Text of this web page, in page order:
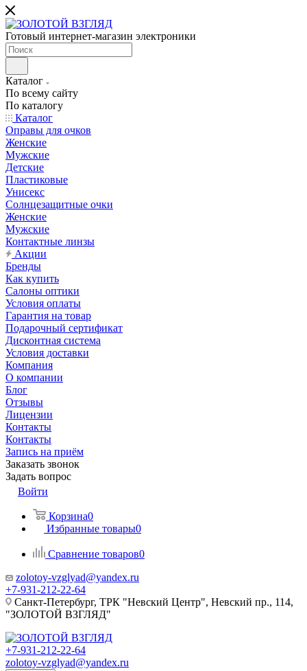
Готовый интернет-магазин электроники
Каталог
По всему сайту
По каталогу
Каталог
Оправы для очков
Женские
Мужские
Детские
Пластиковые
Унисекс
Солнцезащитные очки
Женские
Мужские
Контактные линзы
Акции
Бренды
Как купить
Салоны оптики
Условия оплаты
Гарантия на товар
Подарочный сертификат
Дисконтная система
Условия доставки
Компания
О компании
Блог
Отзывы
Лицензии
Контакты
Контакты
Запись на приём
Заказать звонок
Задать вопрос
Войти
Корзина0
Избранные товары0
Сравнение товаров0
zolotoy-vzglyad@yandex.ru
+7-931-212-22-64
Санкт-Петербург, ТРК "Невский Центр", Невский пр., 114,
"ЗОЛОТОЙ ВЗГЛЯД"
+7-931-212-22-64
zolotoy-vzglyad@yandex.ru